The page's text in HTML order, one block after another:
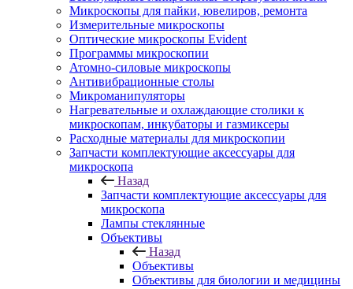
Микроскопы для пайки, ювелиров, ремонта
Измерительные микроскопы
Оптические микроскопы Evident
Программы микроскопии
Атомно-силовые микроскопы
Антивибрационные столы
Микроманипуляторы
Нагревательные и охлаждающие столики к
микроскопам, инкубаторы и газмиксеры
Расходные материалы для микроскопии
Запчасти комплектующие аксессуары для
микроскопа
Назад
Запчасти комплектующие аксессуары для
микроскопа
Лампы стеклянные
Объективы
Назад
Объективы
Объективы для биологии и медицины